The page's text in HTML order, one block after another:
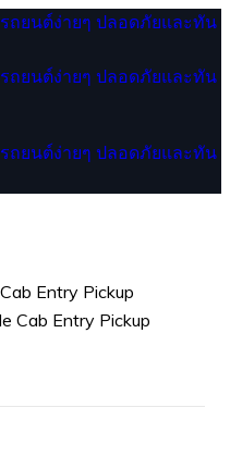
Entry Pickup
Cab Entry Pickup